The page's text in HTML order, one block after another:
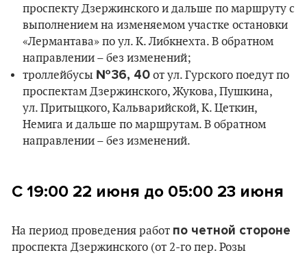
проспекту Дзержинского и дальше по маршруту с
выполнением на изменяемом участке остановки
«Лермантава» по ул. К. Либкнехта. В обратном
направлении – без изменений;
троллейбусы №36, 40 от ул. Гурского поедут по
проспектам Дзержинского, Жукова, Пушкина,
ул. Притыцкого, Кальварийской, К. Цеткин,
Немига и дальше по маршрутам. В обратном
направлении – без изменений.
С 19:00 22 июня до 05:00 23 июня
На период проведения работ по четной стороне
проспекта Дзержинского (от 2-го пер. Розы